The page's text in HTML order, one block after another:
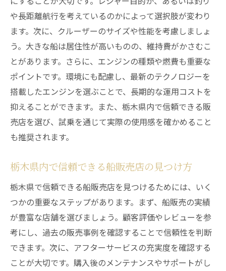
や長距離航行を考えているのかによって選択肢が変わり
ます。次に、クルーザーのサイズや性能を考慮しましょ
う。大きな船は居住性が高いものの、維持費がかさむこ
とがあります。さらに、エンジンの種類や燃費も重要な
ポイントです。環境にも配慮し、最新のテクノロジーを
搭載したエンジンを選ぶことで、長期的な運用コストを
抑えることができます。また、栃木県内で信頼できる販
売店を選び、試乗を通じて実際の使用感を確かめること
も推奨されます。
栃木県内で信頼できる船販売店の見つけ方
栃木県で信頼できる船販売店を見つけるためには、いく
つかの重要なステップがあります。まず、船販売の実績
が豊富な店舗を選びましょう。顧客評価やレビューを参
考にし、過去の販売事例を確認することで信頼性を判断
できます。次に、アフターサービスの充実度を確認する
ことが大切です。購入後のメンテナンスやサポートがし